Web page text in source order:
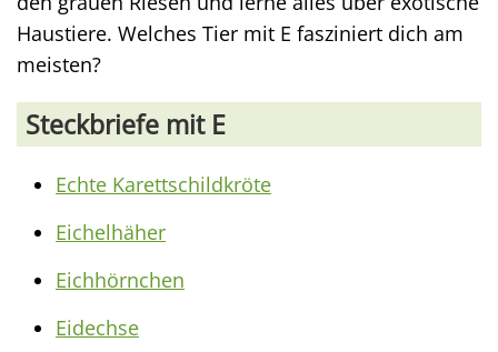
Haustiere. Welches Tier mit E fasziniert dich am
meisten?
Steckbriefe mit E
Echte Karettschildkröte
Eichelhäher
Eichhörnchen
Eidechse